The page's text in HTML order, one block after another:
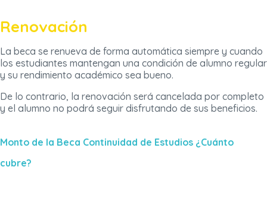
Renovación
La beca se renueva de forma automática siempre y cuando
los estudiantes mantengan una condición de alumno regular
y su rendimiento académico sea bueno.
De lo contrario, la renovación será cancelada por completo
y el alumno no podrá seguir disfrutando de sus beneficios.
Monto de la Beca Continuidad de Estudios ¿Cuánto
cubre?